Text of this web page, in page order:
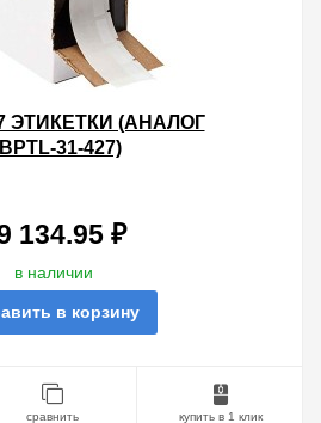
ЭТИКЕТКИ (АНАЛОГ
31-427)
134.95 ₽
в наличии
в корзину
сравнить купить в 1 клик